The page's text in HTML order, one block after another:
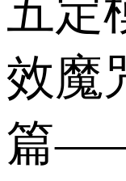
五定
效魔
篇